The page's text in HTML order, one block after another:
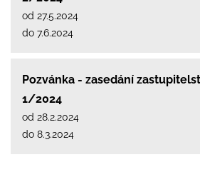
od 27.5.2024
do 7.6.2024
Pozvánka - zasedání
1/2024
od 28.2.2024
do 8.3.2024